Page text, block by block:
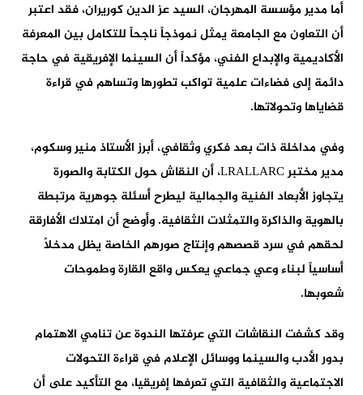
أما مدير مؤسسة المهرجان، السيد عز الدين كوريران، فقد اعتبر
أن التعاون مع الجامعة يمثل نموذجاً ناجحاً للتكامل بين المعرفة
الأكاديمية والإبداع الفني، مؤكداً أن السينما الإفريقية في حاجة
دائمة إلى فضاءات علمية تواكب تطورها وتساهم في قراءة
قضاياها وتحولاتها.
وفي مداخلة ذات بعد فكري وثقافي، أبرز الأستاذ منير وسكوم،
مدير مختبر LRALLARC، أن النقاش حول الكتابة والصورة
يتجاوز الأبعاد الفنية والجمالية ليطرح أسئلة جوهرية مرتبطة
بالهوية والذاكرة والتمثلات الثقافية. وأوضح أن امتلاك الأفارقة
لحقهم في سرد قصصهم وإنتاج صورهم الخاصة يظل مدخلاً
أساسياً لبناء وعي جماعي يعكس واقع القارة وطموحات
شعوبها.
وقد كشفت النقاشات التي عرفتها الندوة عن تنامي الاهتمام
بدور الأدب والسينما ووسائل الإعلام في قراءة التحولات
الاجتماعية والثقافية التي تعرفها إفريقيا، مع التأكيد على أن